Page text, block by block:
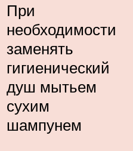
При
необходимости
заменять
гигиенический
душ мытьем
сухим
шампунем